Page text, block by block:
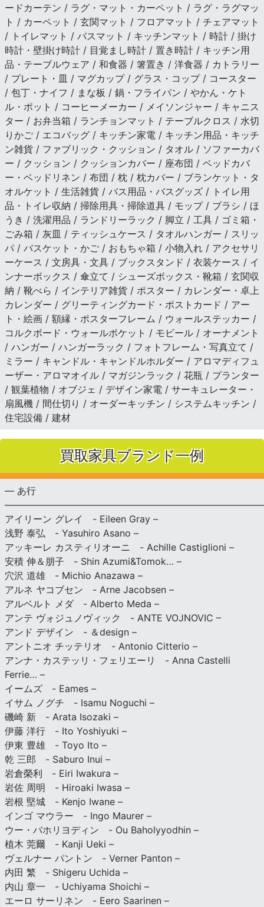
ードカーテン / ラグ・マット・カーペット / ラグ・ラグマッ
ト / カーペット / 玄関マット / フロアマット / チェアマット
/ トイレマット / バスマット / キッチンマット / 時計 / 掛け
時計・壁掛け時計 / 目覚まし時計 / 置き時計 / キッチン用
品・テーブルウェア / 和食器 / 箸置き / 洋食器 / カトラリー
/ プレート・皿 / マグカップ / グラス・コップ / コースター
/ 包丁・ナイフ / まな板 / 鍋・フライパン / やかん・ケト
ル・ポット / コーヒーメーカー / メイソンジャー / キャニス
ター / お弁当箱 / ランチョンマット / テーブルクロス / 水切
りかご / エコバッグ / キッチン家電 / キッチン用品・キッチ
ン雑貨 / ファブリック・クッション / タオル / ソファーカバ
ー / クッション / クッションカバー / 座布団 / ベッドカバ
ー・ベッドリネン / 布団 / 枕 / 枕カバー / ブランケット・タ
オルケット / 生活雑貨 / バス用品・バスグッズ / トイレ用
品・トイレ収納 / 掃除用具・掃除道具 / モップ / ブラシ / ほ
うき / 洗濯用品 / ランドリーラック / 脚立 / 工具 / ゴミ箱・
ごみ箱 / 灰皿 / ティッシュケース / タオルハンガー / スリッ
パ / バスケット・かご / おもちゃ箱 / 小物入れ / アクセサリ
ーケース / 文房具・文具 / ブックスタンド / 衣装ケース / イ
ンナーボックス / 傘立て / シューズボックス・靴箱 / 玄関収
納 / 靴べら / インテリア雑貨 / ポスター / カレンダー・卓上
カレンダー / グリーティングカード・ポストカード / アー
ト・絵画 / 額縁・ポスターフレーム / ウォールステッカー /
コルクボード・ウォールポケット / モビール / オーナメント
/ ハンガー / ハンガーラック / フォトフレーム・写真立て /
ミラー / キャンドル・キャンドルホルダー / アロマディフュ
ーザー・アロマオイル / マガジンラック / 花瓶 / プランター
/ 観葉植物 / オブジェ / デザイン家電 / サーキュレーター・
扇風機 / 間仕切り / オーダーキッチン / システムキッチン /
住宅設備 / 建材
買取家具ブランド一例
— あ行
アイリーン グレイ - Eileen Gray –
浅野 泰弘 - Yasuhiro Asano –
アッキーレ カスティリオーニ - Achille Castiglioni –
安積 伸＆朋子 - Shin Azumi&Tomok… –
穴沢 道雄 - Michio Anazawa –
アルネ ヤコブセン - Arne Jacobsen –
アルベルト メダ - Alberto Meda –
アンテ ヴォジュノヴィック - ANTE VOJNOVIC –
アンド デザイン - ＆design –
アントニオ チッテリオ - Antonio Citterio –
アンナ・カステッリ・フェリエーリ - Anna Castelli
Ferrie… –
イームズ - Eames –
イサム ノグチ - Isamu Noguchi –
磯崎 新 - Arata Isozaki –
伊藤 洋行 - Ito Yoshiyuki –
伊東 豊雄 - Toyo Ito –
乾 三郎 - Saburo Inui –
岩倉榮利 - Eiri Iwakura –
岩佐 周明 - Hiroaki Iwasa –
岩根 堅城 - Kenjo Iwane –
インゴ マウラー - Ingo Maurer –
ウー・バホリヨディン - Ou Baholyyodhin –
植木 莞爾 - Kanji Ueki –
ヴェルナー パントン - Verner Panton –
内田 繁 - Shigeru Uchida –
内山 章一 - Uchiyama Shoichi –
エーロ サーリネン - Eero Saarinen –